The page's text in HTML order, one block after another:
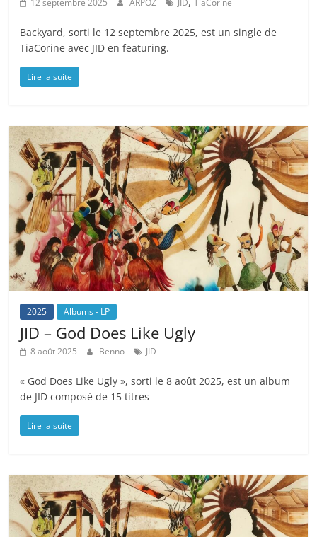
Backyard, sorti le 12 septembre 2025, est un single de
TiaCorine avec JID en featuring.
Lire la suite
2025 Albums - LP
JID – God Does Like Ugly
8 août 2025 Benno JID
« God Does Like Ugly », sorti le 8 août 2025, est un album
de JID composé de 15 titres
Lire la suite